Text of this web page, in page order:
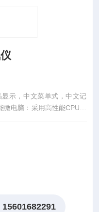
示，中文菜单式，中文记
电脑：采用高性能CPU芯
术，完成多参数测量、温
级，配上ppb级溶氧电极及
高且无漂移。
15601682291